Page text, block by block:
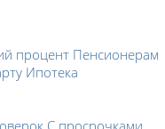
процент Пенсионерам
Ипотека